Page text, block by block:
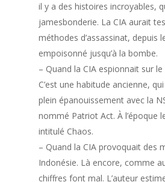
il y a des histoires incroyables,
jamesbonderie. La CIA aurait
méthodes d’assassinat, depuis
empoisonné jusqu’à la bombe.
– Quand la CIA espionnait sur
C’est une habitude ancienne,
plein épanouissement avec la
nommé Patriot Act. À l’époque
intitulé Chaos.
– Quand la CIA provoquait des
Indonésie. Là encore, comme
chiffres font mal. L’auteur